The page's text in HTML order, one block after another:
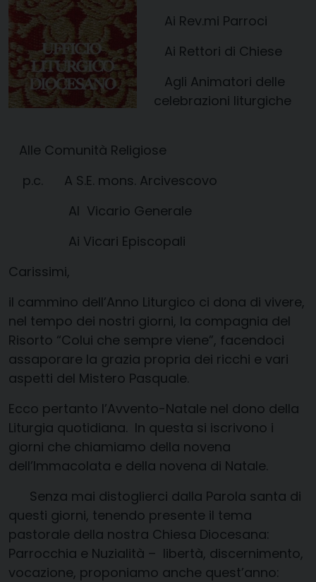
Ai Rev.mi Parroci
Ai Rettori di Chiese
Agli Animatori delle
celebrazioni liturgiche
Alle Comunità Religiose
p.c. A S.E. mons. Arcivescovo
Al Vicario Generale
Ai Vicari Episcopali
Carissimi,
il cammino dell’Anno Liturgico ci dona di vivere,
nel tempo dei nostri giorni, la compagnia del
Risorto “Colui che sempre viene”, facendoci
assaporare la grazia propria dei ricchi e vari
aspetti del Mistero Pasquale.
Ecco pertanto l’Avvento-Natale nel dono della
Liturgia quotidiana. In questa si iscrivono i
giorni che chiamiamo della novena
dell’Immacolata e della novena di Natale.
Senza mai distoglierci dalla Parola santa di
questi giorni, tenendo presente il tema
pastorale della nostra Chiesa Diocesana:
Parrocchia e Nuzialità – libertà, discernimento,
vocazione, proponiamo anche quest’anno: